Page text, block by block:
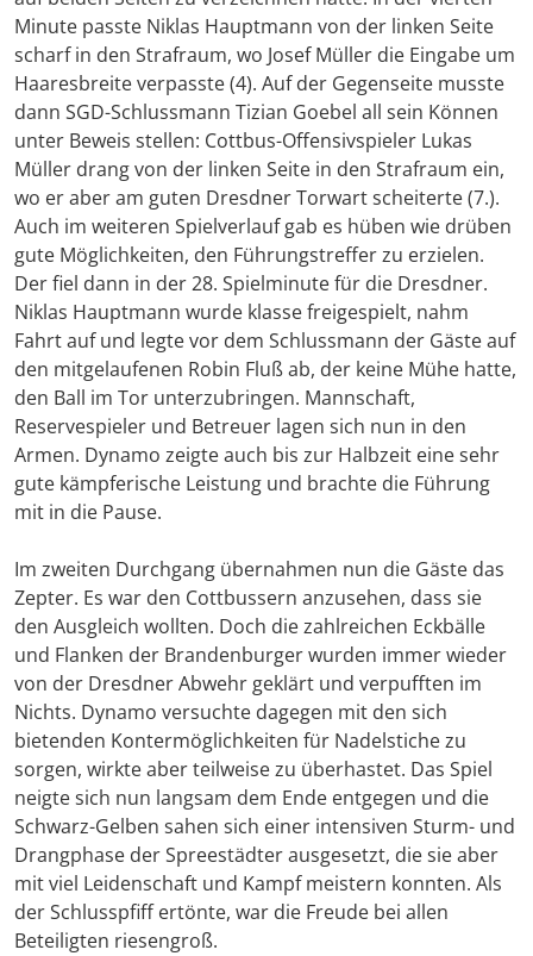
Minute passte Niklas Hauptmann von der linken Seite
scharf in den Strafraum, wo Josef Müller die Eingabe um
Haaresbreite verpasste (4). Auf der Gegenseite musste
dann SGD-Schlussmann Tizian Goebel all sein Können
unter Beweis stellen: Cottbus-Offensivspieler Lukas
Müller drang von der linken Seite in den Strafraum ein,
wo er aber am guten Dresdner Torwart scheiterte (7.).
Auch im weiteren Spielverlauf gab es hüben wie drüben
gute Möglichkeiten, den Führungstreffer zu erzielen.
Der fiel dann in der 28. Spielminute für die Dresdner.
Niklas Hauptmann wurde klasse freigespielt, nahm
Fahrt auf und legte vor dem Schlussmann der Gäste auf
den mitgelaufenen Robin Fluß ab, der keine Mühe hatte,
den Ball im Tor unterzubringen. Mannschaft,
Reservespieler und Betreuer lagen sich nun in den
Armen. Dynamo zeigte auch bis zur Halbzeit eine sehr
gute kämpferische Leistung und brachte die Führung
mit in die Pause.
Im zweiten Durchgang übernahmen nun die Gäste das
Zepter. Es war den Cottbussern anzusehen, dass sie
den Ausgleich wollten. Doch die zahlreichen Eckbälle
und Flanken der Brandenburger wurden immer wieder
von der Dresdner Abwehr geklärt und verpufften im
Nichts. Dynamo versuchte dagegen mit den sich
bietenden Kontermöglichkeiten für Nadelstiche zu
sorgen, wirkte aber teilweise zu überhastet. Das Spiel
neigte sich nun langsam dem Ende entgegen und die
Schwarz-Gelben sahen sich einer intensiven Sturm- und
Drangphase der Spreestädter ausgesetzt, die sie aber
mit viel Leidenschaft und Kampf meistern konnten. Als
der Schlusspfiff ertönte, war die Freude bei allen
Beteiligten riesengroß.